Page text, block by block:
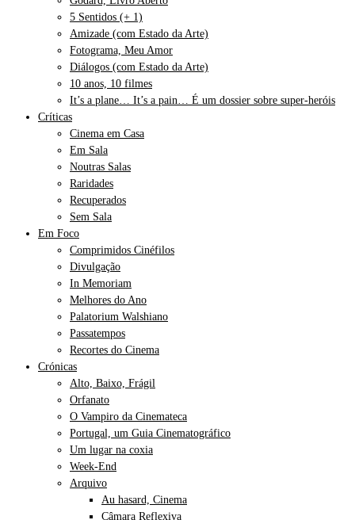
5 Sentidos (+ 1)
Amizade (com Estado da Arte)
Fotograma, Meu Amor
Diálogos (com Estado da Arte)
10 anos, 10 filmes
It’s a plane… It’s a pain… É um dossier sobre super-heróis
Críticas
Cinema em Casa
Em Sala
Noutras Salas
Raridades
Recuperados
Sem Sala
Em Foco
Comprimidos Cinéfilos
Divulgação
In Memoriam
Melhores do Ano
Palatorium Walshiano
Passatempos
Recortes do Cinema
Crónicas
Alto, Baixo, Frágil
Orfanato
O Vampiro da Cinemateca
Portugal, um Guia Cinematográfico
Um lugar na coxia
Week-End
Arquivo
Au hasard, Cinema
Câmara Reflexiva